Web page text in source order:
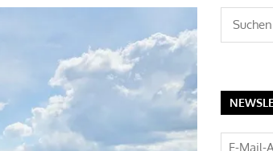
Suchen
E-